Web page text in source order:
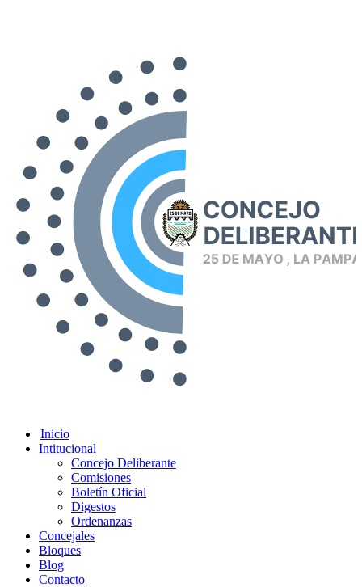
Inicio
Intitucional
Concejo Deliberante
Comisiones
Boletín Oficial
Digestos
Ordenanzas
Concejales
Bloques
Blog
Contacto